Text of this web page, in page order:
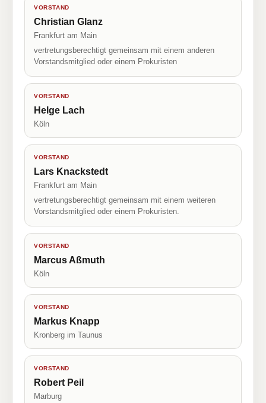
VORSTAND
Christian Glanz
Frankfurt am Main
vertretungsberechtigt gemeinsam mit einem anderen
Vorstandsmitglied oder einem Prokuristen
VORSTAND
Helge Lach
Köln
VORSTAND
Lars Knackstedt
Frankfurt am Main
vertretungsberechtigt gemeinsam mit einem weiteren
Vorstandsmitglied oder einem Prokuristen.
VORSTAND
Marcus Aßmuth
Köln
VORSTAND
Markus Knapp
Kronberg im Taunus
VORSTAND
Robert Peil
Marburg